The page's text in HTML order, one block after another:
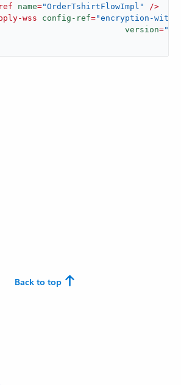
name="OrderTshirtFlowImpl"
/>
wss config-ref="encryption-
version=
Back to top